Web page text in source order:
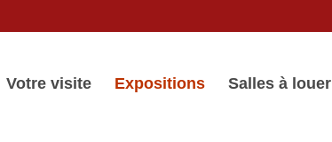
Votre visite Expositions Salles à louer